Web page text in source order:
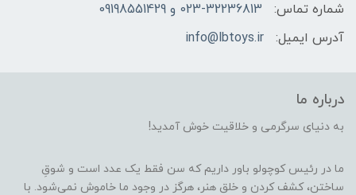
شماره تماس:
023-32236813 و 09198551429
آدرس ایمیل:
info@lbtoys.ir
درباره ما
به دنیای سرگرمی و خلاقیت خوش آمدید!
ما در رئیس کوچولو باور داریم که سن فقط یک عدد است و شوقِ
ساختن، کشف کردن و خلق هنر، هرگز در وجود ما خاموش نمی‌شود. با